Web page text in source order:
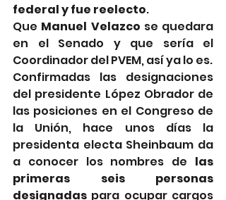
federal y fue reelecto.
Que Manuel Velazco se quedara
en el Senado y que sería el
Coordinador del PVEM, así ya lo es.
Confirmadas las designaciones
del presidente López Obrador de
las posiciones en el Congreso de
la Unión, hace unos días la
presidenta electa Sheinbaum da
a conocer los nombres de las
primeras seis personas
designadas para ocupar cargos